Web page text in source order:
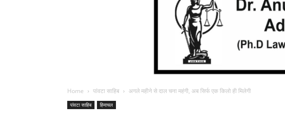
Home पांवटा साहिब अगले महीने से दाल चना महंगी, अब सिर्फ एक किलो ही मिलेगी
पांवटा साहिब हिमाचल